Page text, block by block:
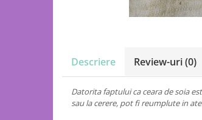
Descriere Review-uri(0)
Datorita faptului ca ceara de soia
sau la cerere, pot fi reumplute in